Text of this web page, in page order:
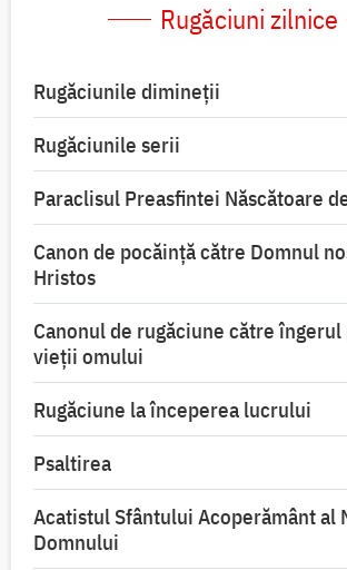
Rugăciuni zilnice
Rugăciunile dimineții
Rugăciunile serii
Paraclisul Preasfintei Născătoare
Canon de pocăință către Domnul
Hristos
Canonul de rugăciune către
vieții omului
Rugăciune la începerea lucrului
Psaltirea
Acatistul Sfântului Acoperământ al
Domnului